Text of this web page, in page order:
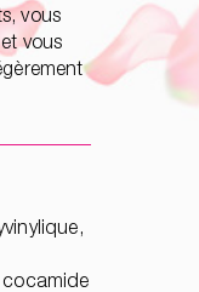
vous
vous
cocamide